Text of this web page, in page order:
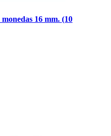
16 mm. (10